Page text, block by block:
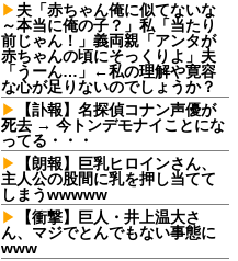
夫「赤ちゃん俺に似てないな
～本当に俺の子？」私「当たり
前じゃん！」義両親「アンタが
赤ちゃんの頃にそっくりよ」夫
「うーん…」←私の理解や寛容
な心が足りないのでしょうか？
【訃報】名探偵コナン声優が
死去 → 今トンデモナイことにな
ってる・・・
【朗報】巨乳ヒロインさん、
主人公の股間に乳を押し当てて
しまうwwwww
【衝撃】巨人・井上温大さ
ん、マジでとんでもない事態に
www